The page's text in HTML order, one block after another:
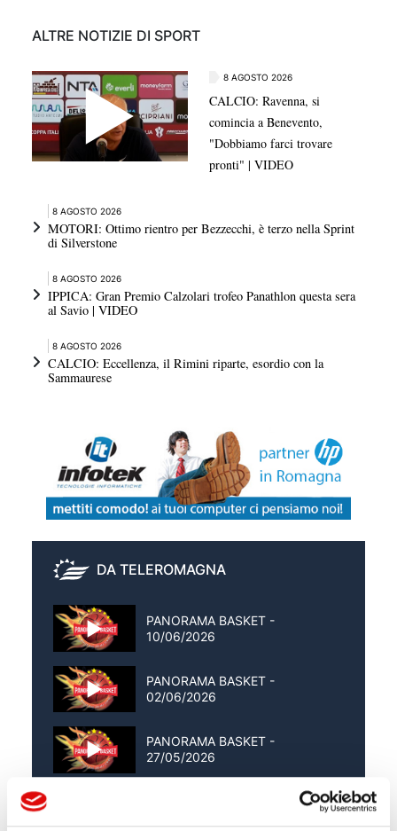
ALTRE NOTIZIE DI SPORT
8 AGOSTO 2026
CALCIO: Ravenna, si
comincia a Benevento,
"Dobbiamo farci trovare
pronti" | VIDEO
8 AGOSTO 2026
MOTORI: Ottimo rientro per Bezzecchi, è terzo nella Sprint
di Silverstone
8 AGOSTO 2026
IPPICA: Gran Premio Calzolari trofeo Panathlon questa sera
al Savio | VIDEO
8 AGOSTO 2026
CALCIO: Eccellenza, il Rimini riparte, esordio con la
Sammaurese
DA TELEROMAGNA
PANORAMA BASKET -
10/06/2026
PANORAMA BASKET -
02/06/2026
PANORAMA BASKET -
27/05/2026